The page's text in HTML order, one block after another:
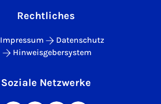
Rechtliches
Impressum
Datenschutz
Hinweisgebersystem
Soziale Netzwerke